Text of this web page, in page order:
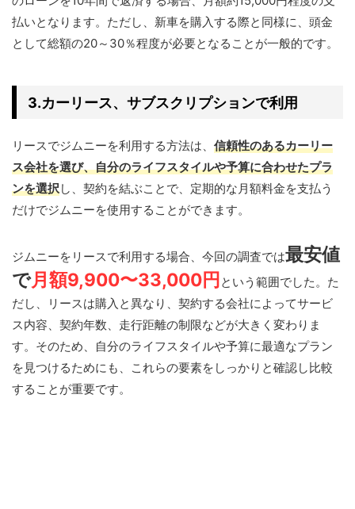
払いとなります。ただし、新車を購入する際と同様に、頭金
として総額の20～30％程度が必要となることが一般的です。
3.カーリース、サブスクリプションで利用
リースでジムニーを利用する方法は、 信頼性のあるカーリー
ス会社を選び、自分のライフスタイルや予算に合わせたプラ
ンを選択し、契約を結ぶことで、定期的な月額料金を支払う
だけでジムニーを使用することができます。
ジムニーをリースで利用する場合、今回の調査では最安値
で月額9,900〜33,000円 という範囲でした。た
だし、リースは購入と異なり、契約する会社によってサービ
ス内容、契約年数、走行距離の制限などが大きく変わりま
す。そのため、自分のライフスタイルや予算に最適なプラン
を見つけるためにも、これらの要素をしっかりと確認し比較
することが重要です。